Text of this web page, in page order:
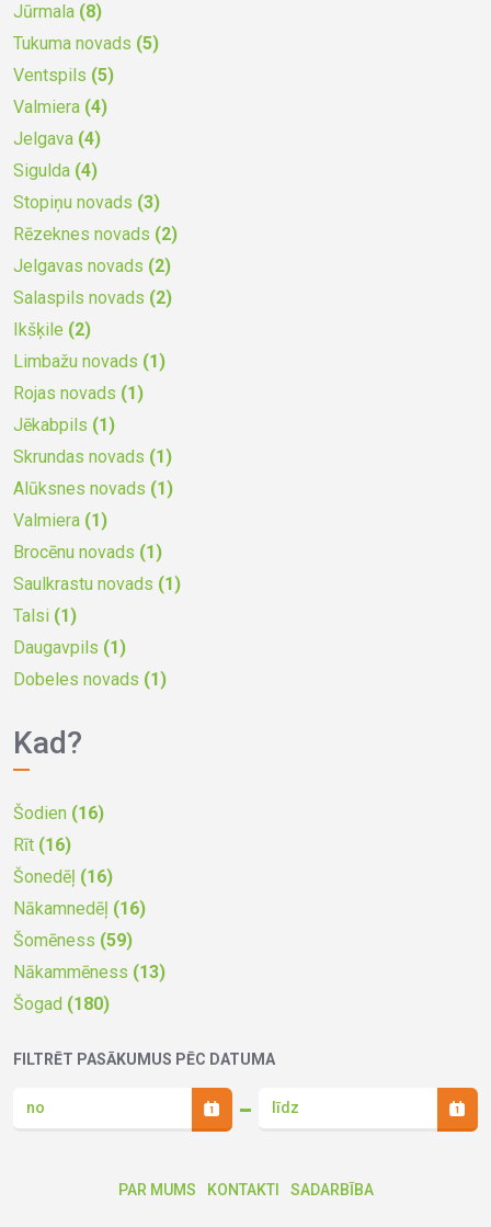
Jūrmala (8)
Tukuma novads (5)
Ventspils (5)
Valmiera (4)
Jelgava (4)
Sigulda (4)
Stopiņu novads (3)
Rēzeknes novads (2)
Jelgavas novads (2)
Salaspils novads (2)
Ikšķile (2)
Limbažu novads (1)
Rojas novads (1)
Jēkabpils (1)
Skrundas novads (1)
Alūksnes novads (1)
Valmiera (1)
Brocēnu novads (1)
Saulkrastu novads (1)
Talsi (1)
Daugavpils (1)
Dobeles novads (1)
Kad?
Šodien (16)
Rīt (16)
Šonedēļ (16)
Nākamnedēļ (16)
Šomēness (59)
Nākammēness (13)
Šogad (180)
FILTRĒT PASĀKUMUS PĒC DATUMA
PAR MUMS KONTAKTI SADARBĪBA